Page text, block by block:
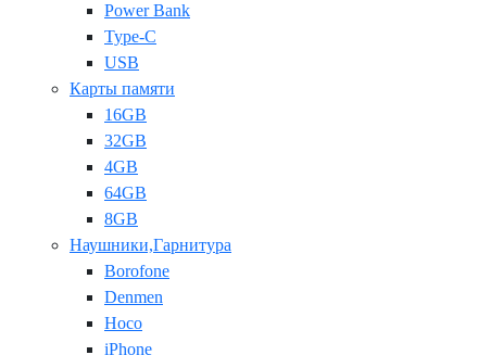
Power Bank
Type-C
USB
Карты памяти
16GB
32GB
4GB
64GB
8GB
Наушники,Гарнитура
Borofone
Denmen
Hoco
iPhone